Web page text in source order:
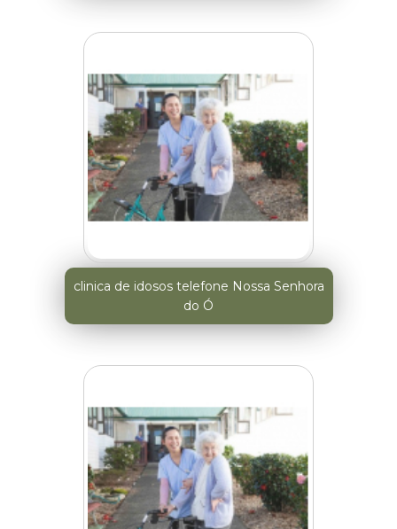
clinica de idosos telefone Nossa Senhora
do Ó